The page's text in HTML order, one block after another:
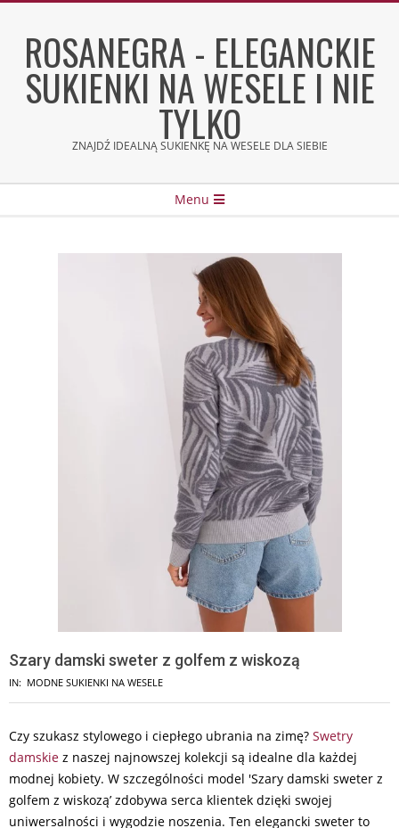
contentROSANEGRA - ELEGANCKIE
SUKIENKI NA WESELE I NIE
TYLKO
ZNAJDŹ IDEALNĄ SUKIENKĘ NA WESELE DLA SIEBIE
Menu
Szary damski sweter z golfem z wiskozą
IN: MODNE SUKIENKI NA WESELE
Czy szukasz stylowego i ciepłego ubrania na zimę? Swetry
damskie z naszej najnowszej kolekcji są idealne dla każdej
modnej kobiety. W szczególności model 'Szary damski sweter z
golfem z wiskozą’ zdobywa serca klientek dzięki swojej
uniwersalności i wygodzie noszenia. Ten elegancki sweter to